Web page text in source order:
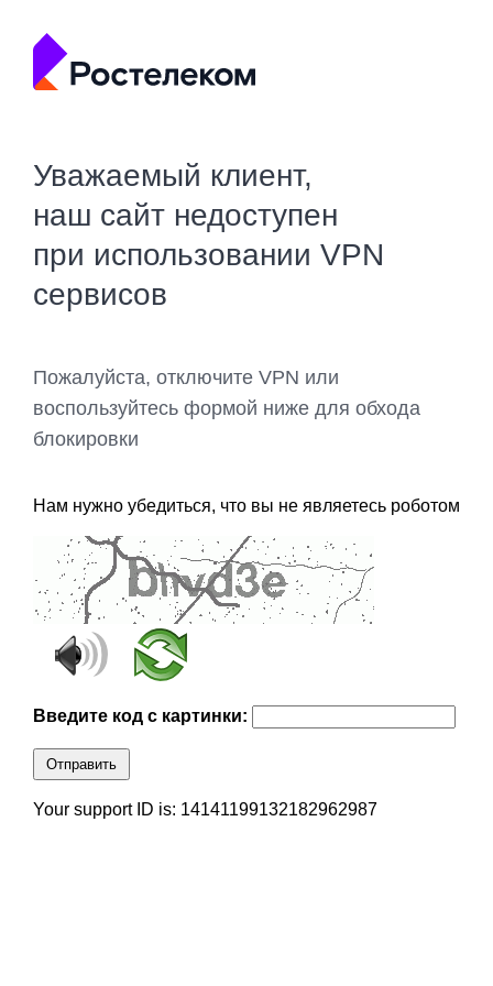
Уважаемый клиент,
наш сайт недоступен
при использовании VPN
сервисов
Пожалуйста, отключите VPN или
воспользуйтесь формой ниже для обхода
блокировки
Нам нужно убедиться, что вы не являетесь роботом
Введите код с картинки:
Отправить
Your support ID is: 14141199132182962987